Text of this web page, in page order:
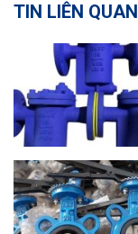
TIN LIÊN QUAN